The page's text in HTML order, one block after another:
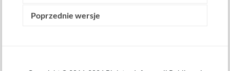
Wytworzone przez:
Poprzednie wersje